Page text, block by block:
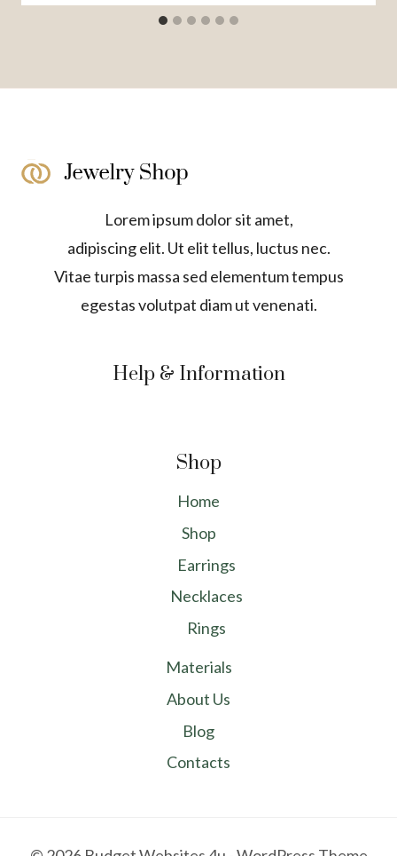
Lorem ipsum dolor sit amet,
adipiscing elit. Ut elit tellus, luctus nec.
Vitae turpis massa sed elementum tempus
egestas volutpat diam ut venenati.
Help & Information
Shop
Home
Shop
Earrings
Necklaces
Rings
Materials
About Us
Blog
Contacts